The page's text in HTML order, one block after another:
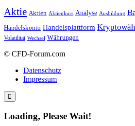
Aktie Aktien Aktienkurs Analyse Ausbildung
Handelskonto Handelsplattform
Volatilität Wechsel Währungen
© CFD-Forum.com
Datenschutz
Impressum
Loading, Please Wait!